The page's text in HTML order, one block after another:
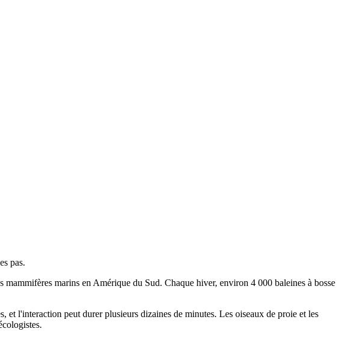
pas.
marins en Amérique du Sud. Chaque hiver, environ 4 000 baleines à bosse
et l'interaction peut durer plusieurs dizaines de minutes. Les oiseaux de proie et les